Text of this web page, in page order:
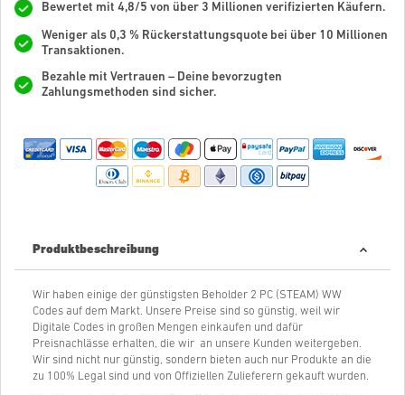
Bewertet mit 4,8/5 von über 3 Millionen verifizierten Käufern.
Weniger als 0,3 % Rückerstattungsquote bei über 10 Millionen
Transaktionen.
Bezahle mit Vertrauen – Deine bevorzugten
Zahlungsmethoden sind sicher.
Produktbeschreibung
Wir haben einige der günstigsten Beholder 2 PC (STEAM) WW
Codes auf dem Markt. Unsere Preise sind so günstig, weil wir
Digitale Codes in großen Mengen einkaufen und dafür
Preisnachlässe erhalten, die wir an unsere Kunden weitergeben.
Wir sind nicht nur günstig, sondern bieten auch nur Produkte an die
zu 100% Legal sind und von Offiziellen Zulieferern gekauft wurden.